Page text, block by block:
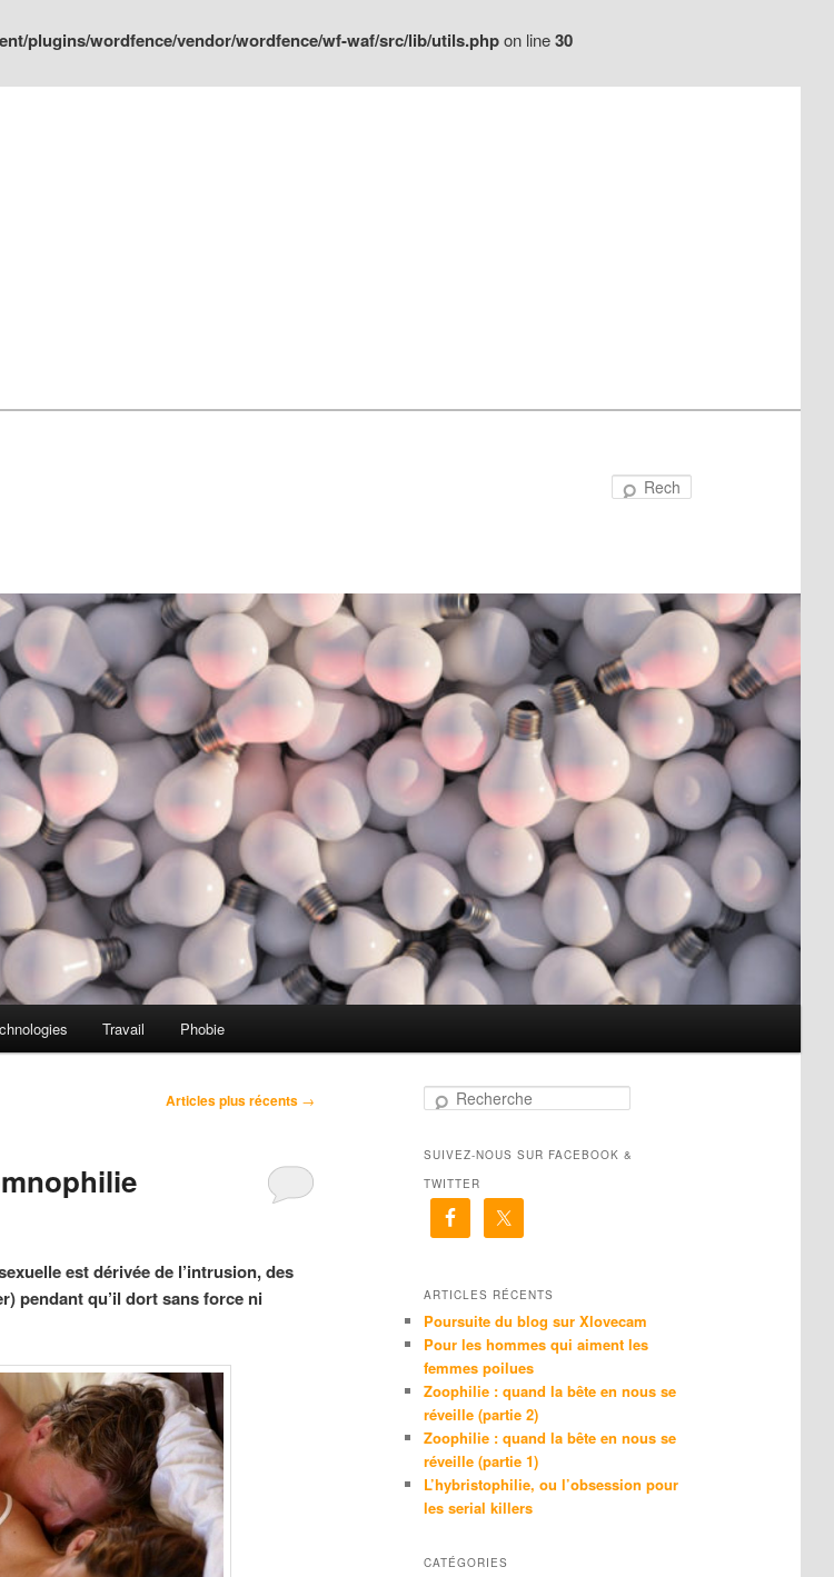
plugins/wordfence/vendor/wordfence/wf-waf/src/lib/utils.phpon line30
Travail Phobie
Articles plus récents →
est dérivée de l’intrusion, des
pendant qu’il dort sans force ni
h
e
h
SUIVEZ-NOUS SUR FACEBOOK &
TWITTER
ARTICLES RÉCENTS
Poursuite du blog sur Xlovecam
Pour les hommes qui aiment les
femmes poilues
Zoophilie : quand la bête en nous se
réveille (partie 2)
Zoophilie : quand la bête en nous se
réveille (partie 1)
L’hybristophilie, ou l’obsession pour
les serial killers
CATÉGORIES